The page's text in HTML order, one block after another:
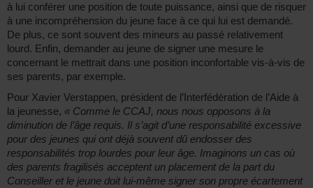
à lui conférer une position de toute puissance, ainsi que de risquer
à une incompréhension du jeune face à ce qui lui est demandé.
De plus, ce sont souvent des mineurs au passé relativement
lourd. Enfin, demander au jeune de signer une mesure le
concernant le mettrait dans une position inconfortable vis-à-vis de
ses parents, par exemple.
Pour Xavier Verstappen, président de l’Interfédération de l’Aide à
la jeunesse, « Comme le CCAJ, nous nous opposons à la
diminution de l’âge requis. Il s’agit d’une responsabilité excessive
pour des jeunes qui ont déjà souvent dû endosser des
responsabilités trop lourdes pour leur âge. Imaginons un cas où
des parents fragilisés acceptent un placement de la part du
Conseiller et le jeune doit lui-même signer son propre écartement